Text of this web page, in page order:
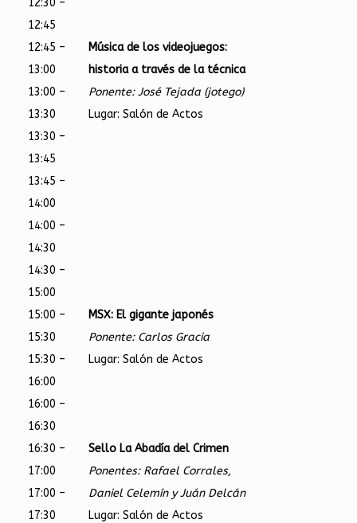
12:30 –
12:45
12:45 –
13:00
Música de los videojuegos:
historia a través de la técnica
Ponente: José Tejada (jotego)
Lugar: Salón de Actos
13:00 –
13:30
13:30 –
13:45
13:45 –
14:00
14:00 –
14:30
14:30 –
15:00
15:00 –
15:30
MSX: El gigante japonés
Ponente: Carlos Gracia
Lugar: Salón de Actos
15:30 –
16:00
16:00 –
16:30
16:30 –
17:00
Sello La Abadía del Crimen
Ponentes: Rafael Corrales,
Daniel Celemín y Juán Delcán
Lugar: Salón de Actos
17:00 –
17:30